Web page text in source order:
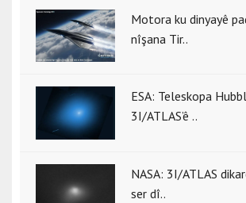
Motora ku dinyayê
nîşana Tir..
ESA: Teleskopa
3I/ATLAS’ê ..
NASA: 3I/ATLAS
ser dî..